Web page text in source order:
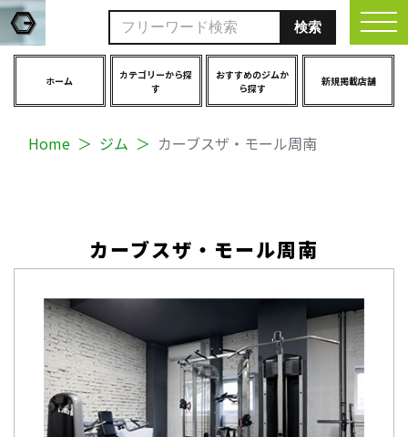
ホーム
カテゴリーから探
す
おすすめのジムか
ら探す
新規掲載店舗
Home ジム カーブスザ・モール周南
カーブスザ・モール周南